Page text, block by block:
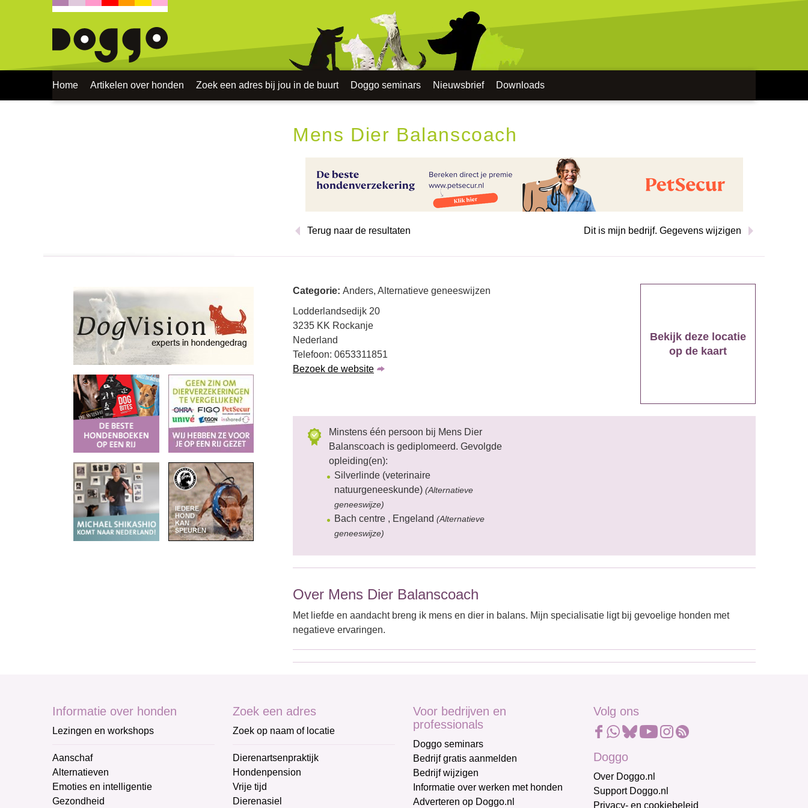
Home Artikelen over honden Zoek een adres bij jou in de buurt Doggo seminars Nieuwsbrief Downloads
Mens Dier Balanscoach
Terug naar de resultaten Dit is mijn bedrijf. Gegevens wijzigen
Categorie: Anders, Alternatieve geneeswijzen
Lodderlandsedijk 20
3235 KK Rockanje
Nederland
Telefoon: 0653311851
Bezoek de website
Bekijk deze locatie
op de kaart
Minstens één persoon bij Mens Dier
Balanscoach is gediplomeerd. Gevolgde
opleiding(en):
Silverlinde (veterinaire
natuurgeneeskunde) (Alternatieve
geneeswijze)
Bach centre , Engeland (Alternatieve
geneeswijze)
Over Mens Dier Balanscoach
Met liefde en aandacht breng ik mens en dier in balans. Mijn specialisatie ligt bij gevoelige honden met
negatieve ervaringen.
Informatie over honden
Lezingen en workshops
Aanschaf
Alternatieven
Emoties en intelligentie
Gezondheid
Zoek een adres
Zoek op naam of locatie
Dierenartsenpraktijk
Hondenpension
Vrije tijd
Dierenasiel
Voor bedrijven en
professionals
Doggo seminars
Bedrijf gratis aanmelden
Bedrijf wijzigen
Informatie over werken met honden
Adverteren op Doggo.nl
Volg ons
Doggo
Over Doggo.nl
Support Doggo.nl
Privacy- en cookiebeleid